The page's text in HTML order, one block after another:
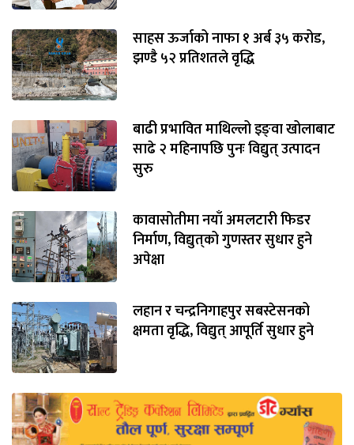
साहस ऊर्जाको नाफा १ अर्ब ३५ करोड,
झण्डै ५२ प्रतिशतले वृद्धि
बाढी प्रभावित माथिल्लो इङ्‌वा खोलाबाट
साढे २ महिनापछि पुनः विद्युत् उत्पादन
सुरु
कावासोतीमा नयाँ अमलटारी फिडर
निर्माण, विद्युत्‌को गुणस्तर सुधार हुने
अपेक्षा
लहान र चन्द्रनिगाहपुर सबस्टेसनको
क्षमता वृद्धि, विद्युत् आपूर्ति सुधार हुने